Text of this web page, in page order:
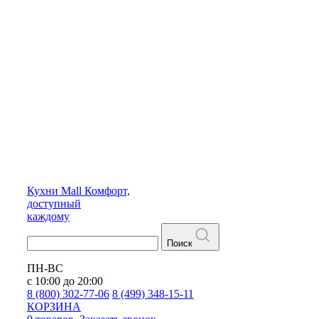
Кухни Mall Комфорт,
доступный
каждому
Поиск
ПН-ВС
с 10:00 до 20:00
8 (800) 302-77-06 8 (499) 348-15-11
КОРЗИНА